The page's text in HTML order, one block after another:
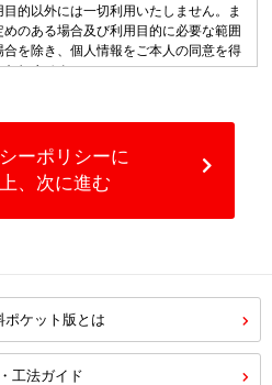
的以外には一切利用いたしません。ま
のある場合及び利用目的に必要な範囲
を除き、個人情報をご本人の同意を得
たしません。
に必要かつ適切な措置を講じます。ま
し、当該第三者に対して必要かつ適切
または情報セキュリティ責任者までご
す。
報に関して適用される法令類を遵守す
ついて適宜その改善に努めてまいりま
ーポリシーに
、次に進む
ポケット版とは
工法ガイド